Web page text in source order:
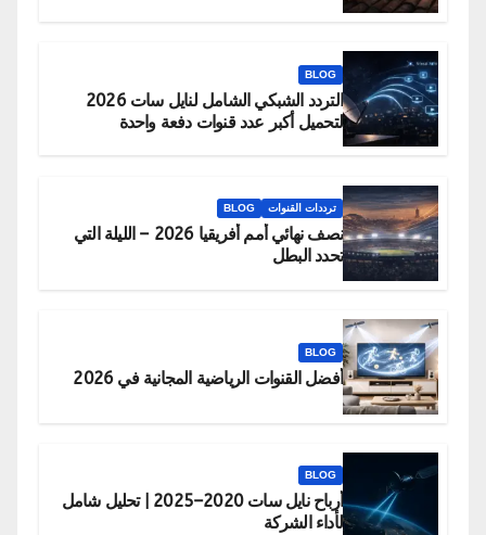
BLOG
التردد الشبكي الشامل لنايل سات 2026
لتحميل أكبر عدد قنوات دفعة واحدة
ترددات القنوات BLOG
نصف نهائي أمم أفريقيا 2026 – الليلة التي
تحدد البطل
BLOG
أفضل القنوات الرياضية المجانية في 2026
BLOG
أرباح نايل سات 2020–2025 | تحليل شامل
لأداء الشركة